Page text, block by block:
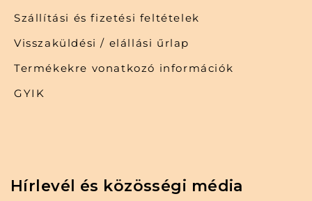
Szállítási és fizetési feltételek
Visszaküldési / elállási űrlap
Termékekre vonatkozó információk
GYIK
Hírlevél és közösségi média